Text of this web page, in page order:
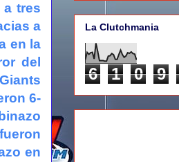
a tres
a
en la
del
6-
en
La Clutchmania
6 1 0 9